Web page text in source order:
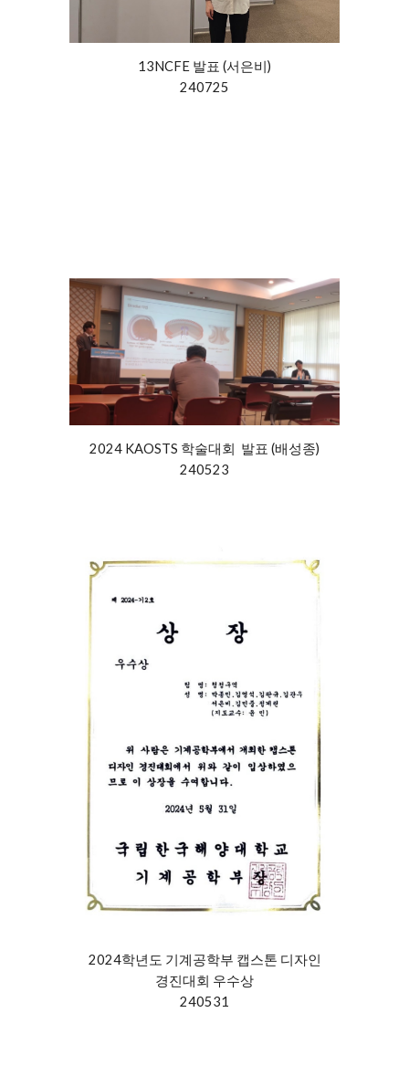
13NCFE 발표 (서은비)
240725
2024 KAOSTS 학술대회 발표 (배성종)
240523
2024학년도 기계공학부 캡스톤 디자인
경진대회 우수상
240531